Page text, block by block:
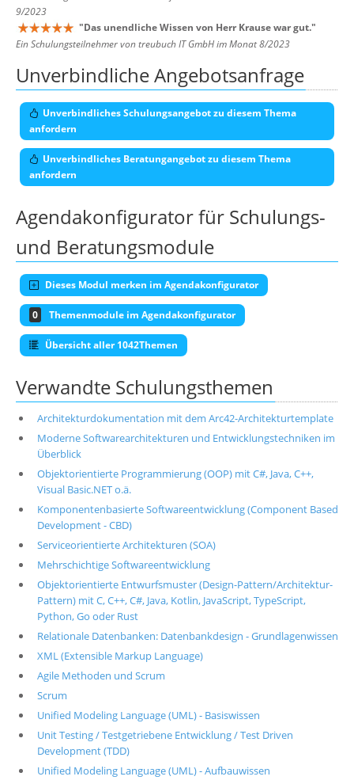
9/2023
"Das unendliche Wissen von Herr Krause war gut."
Ein Schulungsteilnehmer von treubuch IT GmbH im Monat 8/2023
Unverbindliche Angebotsanfrage
Unverbindliches Schulungsangebot zu diesem Thema
anfordern
Unverbindliches Beratungangebot zu diesem Thema
anfordern
Agendakonfigurator für Schulungs-
und Beratungsmodule
Dieses Modul merken im Agendakonfigurator
0 Themenmodule im Agendakonfigurator
Übersicht aller 1042Themen
Verwandte Schulungsthemen
Architekturdokumentation mit dem Arc42-Architekturtemplate
Moderne Softwarearchitekturen und Entwicklungstechniken im
Überblick
Objektorientierte Programmierung (OOP) mit C#, Java, C++,
Visual Basic.NET o.ä.
Komponentenbasierte Softwareentwicklung (Component Based
Development - CBD)
Serviceorientierte Architekturen (SOA)
Mehrschichtige Softwareentwicklung
Objektorientierte Entwurfsmuster (Design-Pattern/Architektur-
Pattern) mit C, C++, C#, Java, Kotlin, JavaScript, TypeScript,
Python, Go oder Rust
Relationale Datenbanken: Datenbankdesign - Grundlagenwissen
XML (Extensible Markup Language)
Agile Methoden und Scrum
Scrum
Unified Modeling Language (UML) - Basiswissen
Unit Testing / Testgetriebene Entwicklung / Test Driven
Development (TDD)
Unified Modeling Language (UML) - Aufbauwissen